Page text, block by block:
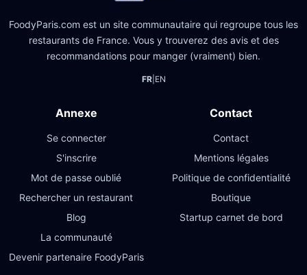
FoodyParis.com est un site communautaire qui regroupe tous les
restaurants de France. Vous y trouverez des avis et des
recommandations pour manger (vraiment) bien.
FR| EN
Annexe
Se connecter
S'inscrire
Mot de passe oublié
Rechercher un restaurant
Blog
La communauté
Devenir partenaire FoodyParis
Contact
Contact
Mentions légales
Politique de confidentialité
Boutique
Startup carnet de bord